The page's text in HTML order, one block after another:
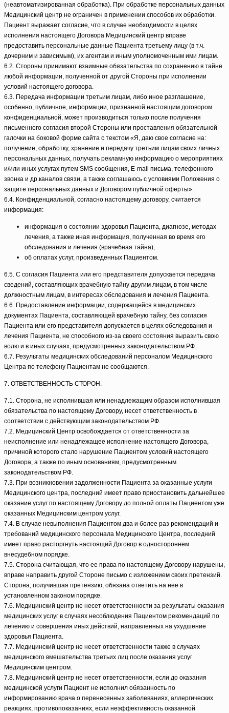
(неавтоматизированная обработка). При обработке персональных данных
Медицинский центр не ограничен в применении способов их обработки.
Пациент выражает согласие, что в случае необходимости в целях
исполнения настоящего Договора Медицинский центр вправе
предоставить персональные данные Пациента третьему лицу (в т.ч.
дочерним и зависимым), их агентам и иным уполномоченным ими лицам.
6.2. Стороны принимают взаимные обязательства по сохранению в тайне
любой информации, полученной от другой Стороны при исполнении
условий настоящего договора.
6.3. Передача информации третьим лицам, либо иное разглашение,
особенно, публичное, информации, признанной настоящим договором
конфиденциальной, может производиться только после получения
письменного согласия второй Стороны или проставления обязательной
галочки на боковой форме сайта с текстом «Я, даю свое согласие на:
получение, обработку, хранение и передачу третьим лицам своих личных
персональных данных, получать рекламную информацию о мероприятиях
и/или иных услугах путем SMS сообщения, E-mail письма, телефонного
звонка и др.каналов связи, а также соглашаюсь с условиями Положения о
защите персональных данных и Договором публичной оферты».
6.4. Конфиденциальной, согласно настоящему договору, считается
информация:
информация о состоянии здоровья Пациента, диагнозе, методах
лечения, а также иная информация, полученная во время его
обследования и лечения (врачебная тайна);
об оплатах услуг, произведенных Пациентом.
6.5. С согласия Пациента или его представителя допускается передача
сведений, составляющих врачебную тайну другим лицам, в том числе
должностным лицам, в интересах обследования и лечения Пациента.
6.6. Предоставление информации, содержащейся в медицинских
документах Пациента, составляющей врачебную тайну, без согласия
Пациента или его представителя допускается в целях обследования и
лечения Пациента, не способного из-за своего состояния выразить свою
волю и в иных случаях, предусмотренных законодательством РФ.
6.7. Результаты медицинских обследований персоналом Медицинского
Центра по телефону Пациентам не сообщаются.
7. ОТВЕТСТВЕННОСТЬ СТОРОН.
7.1. Сторона, не исполнившая или ненадлежащим образом исполнившая
обязательства по настоящему Договору, несет ответственность в
соответствии с действующим законодательством РФ.
7.2. Медицинский Центр освобождается от ответственности за
неисполнение или ненадлежащее исполнение настоящего Договора,
причиной которого стало нарушение Пациентом условий настоящего
Договора, а также по иным основаниям, предусмотренным
законодательством РФ.
7.3. При возникновении задолженности Пациента за оказанные услуги
Медицинского центра, последний имеет право приостановить дальнейшее
оказание услуг по настоящему Договору до полной оплаты Пациентом уже
оказанных Медицинским центром услуг.
7.4. В случае невыполнения Пациентом два и более раз рекомендаций и
требований медицинского персонала Медицинского Центра, последний
имеет право расторгнуть настоящий Договор в одностороннем
внесудебном порядке.
7.5. Сторона считающая, что ее права по настоящему Договору нарушены,
вправе направить другой Стороне письмо с изложением своих претензий.
Сторона, получившая претензию, обязана ответить на нее в
установленном законом порядке.
7.6. Медицинский центр не несет ответственности за результаты оказания
медицинских услуг в случаях несоблюдения Пациентом рекомендаций по
лечению и совершения иных действий, направленных на ухудшение
здоровья Пациента.
7.7. Медицинский центр не несет ответственности также в случаях
медицинского вмешательства третьих лиц после оказания услуг
Медицинским центром.
7.8. Медицинский центр не несет ответственности, если до оказания
медицинской услуги Пациент не исполнил обязанность по
информированию врача о перенесенных заболеваниях, аллергических
реакциях, противопоказаниях, если неэффективность оказанной